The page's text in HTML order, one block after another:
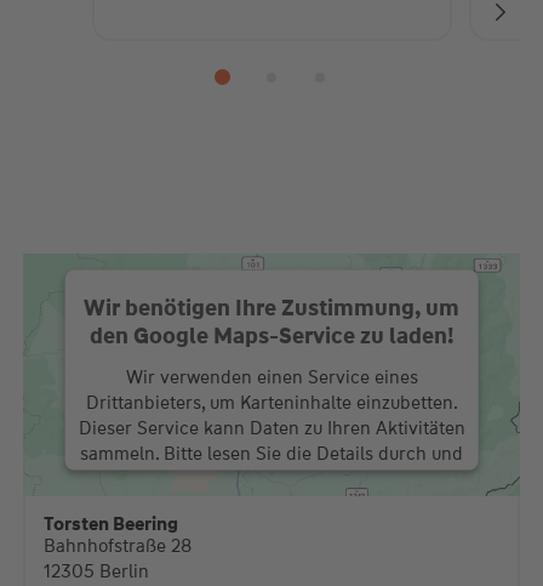
Wir benötigen Ihre Zustimmung, um
den Google Maps-Service zu laden!
Wir verwenden einen Service eines
Drittanbieters, um Karteninhalte einzubetten.
Dieser Service kann Daten zu Ihren Aktivitäten
sammeln. Bitte lesen Sie die Details durch und
stimmen Sie der Nutzung des Service zu, um
diese Karte anzuzeigen.
Mehr Informationen
Torsten Beering
Bahnhofstraße 28
12305 Berlin